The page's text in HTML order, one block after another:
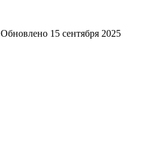
Обновлено 15 сентября 2025